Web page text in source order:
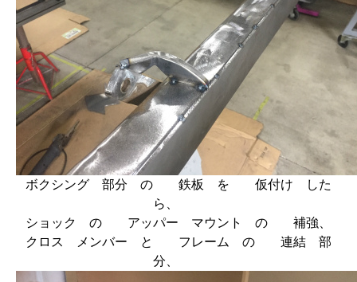
ボクシング 部分 の 鉄板 を 仮付け した
ら、
ショック の アッパー マウント の 補強、
クロス メンバー と フレーム の 連結 部
分、